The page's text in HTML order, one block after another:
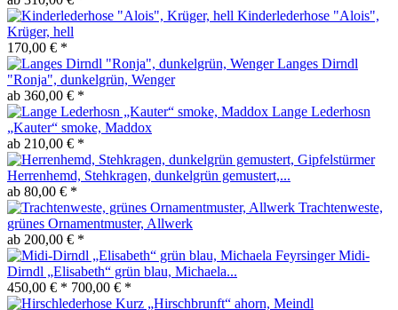
Kinderlederhose "Alois",
Krüger, hell
170,00 € *
Langes Dirndl
"Ronja", dunkelgrün, Wenger
ab 360,00 € *
Lange Lederhosn
„Kauter“ smoke, Maddox
ab 210,00 € *
Herrenhemd, Stehkragen, dunkelgrün gemustert,...
ab 80,00 € *
Trachtenweste,
grünes Ornamentmuster, Allwerk
ab 200,00 € *
Midi-
Dirndl „Elisabeth“ grün blau, Michaela...
450,00 € * 700,00 € *